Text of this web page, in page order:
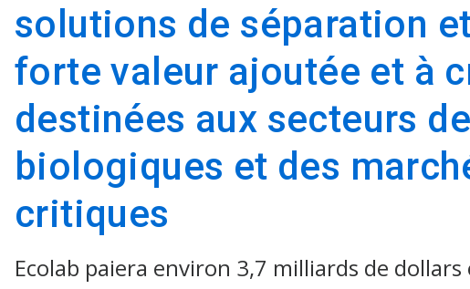
solutions de séparation
forte valeur ajoutée et à
destinées aux secteurs
biologiques et des
critiques
Ecolab paiera environ 3,7 milliards de